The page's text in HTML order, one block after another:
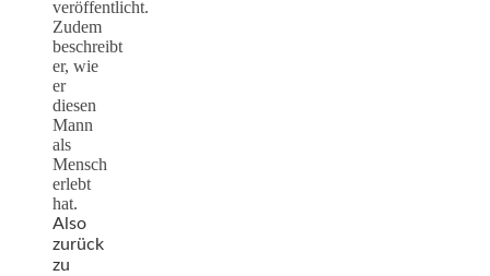
veröffentlicht.
Zudem
beschreibt
er, wie
er
diesen
Mann
als
Mensch
erlebt
hat.
Also
zurück
zu